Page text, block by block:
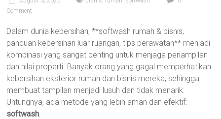
Comment
Dalam dunia kebersihan, **softwash rumah & bisnis,
panduan kebersihan luar ruangan, tips perawatan** menjadi
kombinasi yang sangat penting untuk menjaga penampilan
dan nilai properti. Banyak orang yang gagal memperhatikan
kebersihan eksterior rumah dan bisnis mereka, sehingga
membuat tampilan menjadi lusuh dan tidak menarik.
Untungnya, ada metode yang lebih aman dan efektif:
softwash.